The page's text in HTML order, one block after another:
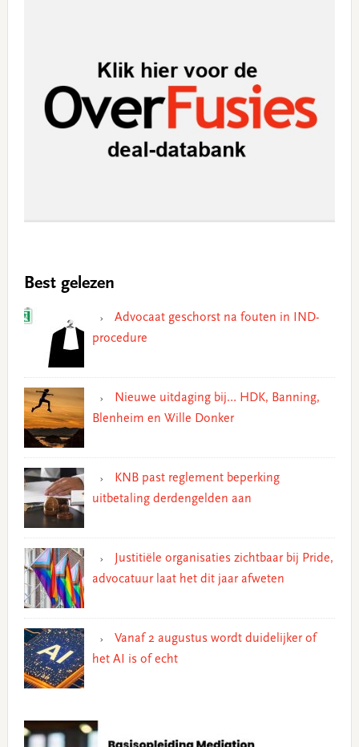
Best gelezen
Advocaat geschorst na fouten in IND-
procedure
Nieuwe uitdaging bij… HDK, Banning,
Blenheim en Wille Donker
KNB past reglement beperking
uitbetaling derdengelden aan
Justitiële organisaties zichtbaar bij Pride,
advocatuur laat het dit jaar afweten
Vanaf 2 augustus wordt duidelijker of
het AI is of echt